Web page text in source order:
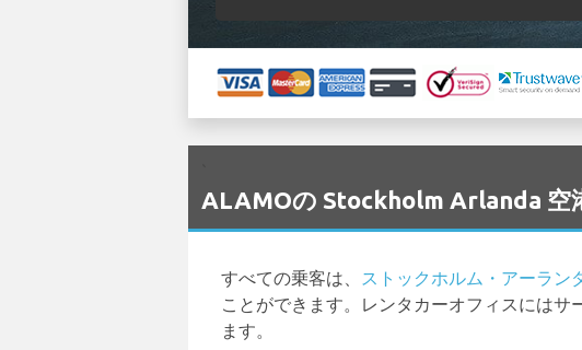
ALAMOの Stockholm Arlanda 空
すべての乗客は、 ストックホルム・アーラン
ことができます。レンタカーオフィスには
ます。